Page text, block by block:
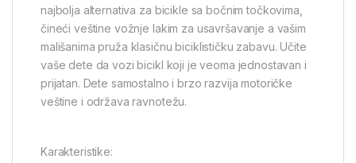
najbolja alternativa za bicikle sa bočnim točkovima,
čineći veštine vožnje lakim za usavršavanje a vašim
mališanima pruža klasičnu biciklističku zabavu. Učite
vaše dete da vozi bicikl koji je veoma jednostavan i
prijatan. Dete samostalno i brzo razvija motoričke
veštine i održava ravnotežu.
Karakteristike: